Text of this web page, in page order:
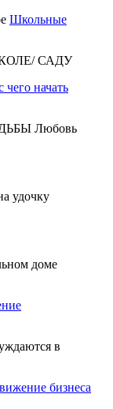
Школьные
САДУ
начать
Любовь
удочку
доме
в
бизнеса